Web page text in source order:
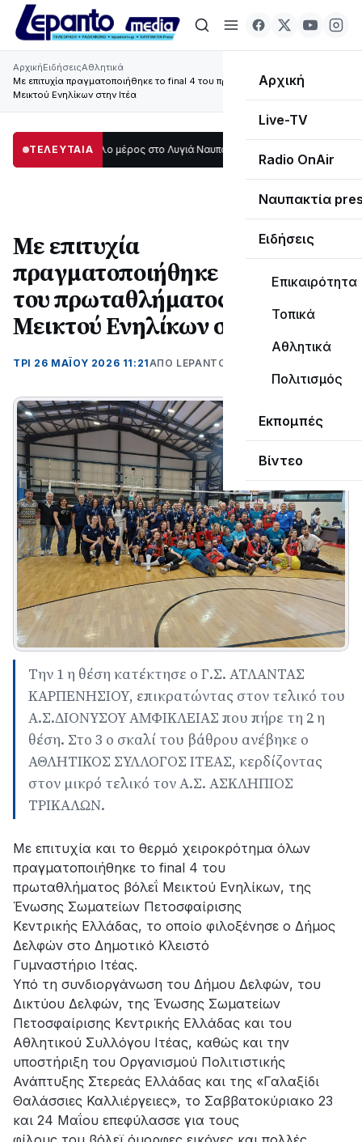
Αρχική
Live-TV
Radio OnAir
Ναυπακτία
Ειδήσεις
Επικαιρότητα
Τοπικά
Αθλητικά
Πολιτισμός
Εκπομπές
Βίντεο
ΑρχικήΕιδήσειςΑθλητικά
Με επιτυχία πραγματοποιήθηκε το final 4 του πρωταθλήματος βόλεΐ
Μεικτού Ενηλίκων στην Ιτέα
ΤΕΛΕΥΤΑΙΑ
μεγάλο μέρος στο Λυγιά Ναυπάκτου12:08
Με επιτυχία
πραγματοποιήθηκε το final 4
του πρωταθλήματος βόλεΐ
Μεικτού Ενηλίκων στην Ιτέα
ΤΡΊ 26 ΜΑΪΟΥ 2026 11:21ΑΠΌ LEPANTO RTV
Την 1 η θέση κατέκτησε ο Γ.Σ. ΑΤΛΑΝΤΑΣ
ΚΑΡΠΕΝΗΣΙΟΥ, επικρατώντας στον τελικό του
Α.Σ.ΔΙΟΝΥΣΟΥ ΑΜΦΙΚΛΕΙΑΣ που πήρε τη 2 η
θέση. Στο 3 ο σκαλί του βάθρου ανέβηκε ο
ΑΘΛΗΤΙΚΟΣ ΣΥΛΛΟΓΟΣ ΙΤΕΑΣ, κερδίζοντας
στον μικρό τελικό τον Α.Σ. ΑΣΚΛΗΠΙΟΣ
ΤΡΙΚΑΛΩΝ.
Με επιτυχία και το θερμό χειροκρότημα όλων
πραγματοποιήθηκε το final 4 του
πρωταθλήματος βόλεΐ Μεικτού Ενηλίκων, της
Ένωσης Σωματείων Πετοσφαίρισης
Κεντρικής Ελλάδας, το οποίο φιλοξένησε ο Δήμος
Δελφών στο Δημοτικό Κλειστό
Γυμναστήριο Ιτέας.
Υπό τη συνδιοργάνωση του Δήμου Δελφών, του
Δικτύου Δελφών, της Ένωσης Σωματείων
Πετοσφαίρισης Κεντρικής Ελλάδας και του
Αθλητικού Συλλόγου Ιτέας, καθώς και την
υποστήριξη του Οργανισμού Πολιτιστικής
Ανάπτυξης Στερεάς Ελλάδας και της «Γαλαξίδι
Θαλάσσιες Καλλιέργειες», το Σαββατοκύριακο 23
και 24 Μαΐου επεφύλασσε για τους